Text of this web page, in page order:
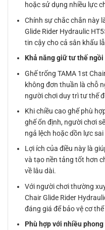
hoặc sử dụng nhiều lực
Chính sự chắc chắn này
Glide Rider Hydraulic
tin cậy cho cả sân khấu
Khả năng giữ tư thế
Ghế trống TAMA 1st
không đơn thuần là chỗ
người chơi duy trì tư thế
Khi chiều cao ghế phù
ghế ổn định, người chơi
ngả lệch hoặc dồn lực
Lợi ích của điều này là
và tạo nền tảng tốt hơn
về lâu dài.
Với người chơi thường
Chair Glide Rider
đáng giá để bảo vệ cơ
Phù hợp với nhiều